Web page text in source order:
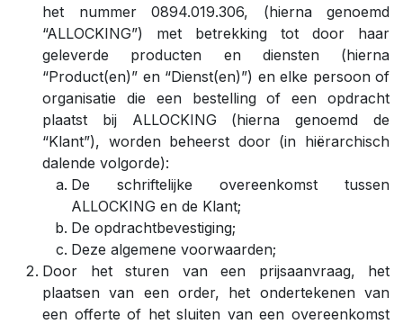
het nummer 0894.019.306, (hierna genoemd
“ALLOCKING”) met betrekking tot door haar
geleverde producten en diensten (hierna
“Product(en)” en “Dienst(en)”) en elke persoon of
organisatie die een bestelling of een opdracht
plaatst bij ALLOCKING (hierna genoemd de
“Klant”), worden beheerst door (in hiërarchisch
dalende volgorde):
De schriftelijke overeenkomst tussen
ALLOCKING en de Klant;
De opdrachtbevestiging;
Deze algemene voorwaarden;
Door het sturen van een prijsaanvraag, het
plaatsen van een order, het ondertekenen van
een offerte of het sluiten van een overeenkomst